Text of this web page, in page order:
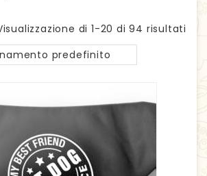
di 1-20 di 94 risultati
predefinito